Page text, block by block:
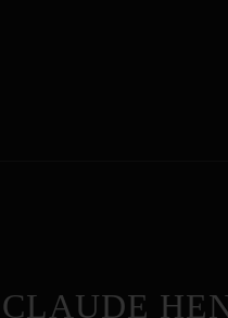
CLAUDE